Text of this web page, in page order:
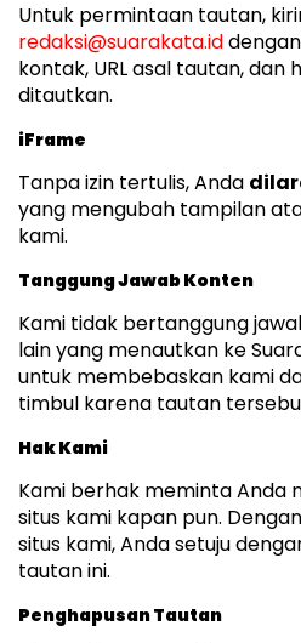
Untuk permintaan tautan,
redaksi@suarakata.id
kontak, URL asal tautan, dan
ditautkan.
iFrame
Tanpa izin tertulis, Anda
yang mengubah tampilan
kami.
Tanggung Jawab Konten
Kami tidak bertanggung
lain yang menautkan ke
untuk membebaskan kami
timbul karena tautan
Hak Kami
Kami berhak meminta Anda
situs kami kapan pun.
situs kami, Anda setuju
tautan ini.
Penghapusan Tautan